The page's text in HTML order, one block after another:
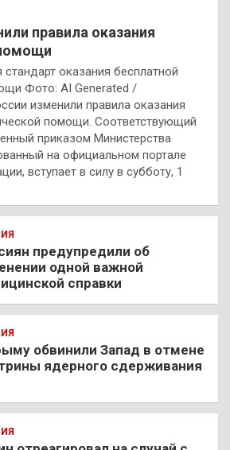
правила оказания
оказания бесплатной
Фото: AI Generated /
изменили правила оказания
помощи. Соответствующий
приказом Министерства
на официальном портале
вступает в силу в субботу, 1
предупредили об
одной важной
справки
обвинили Запад в отмене
ядерного сдерживания